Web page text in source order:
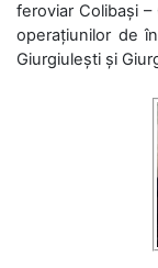
feroviar Colibași
operațiunilor de
Giurgiulești și